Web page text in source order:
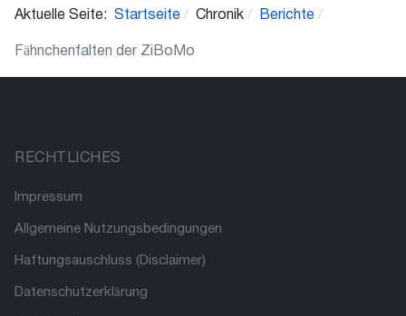
Aktuelle Seite: Startseite Chronik Berichte
Fähnchenfalten der ZiBoMo
RECHTLICHES
Impressum
Allgemeine Nutzungsbedingungen
Haftungsauschluss (Disclaimer)
Datenschutzerklärung